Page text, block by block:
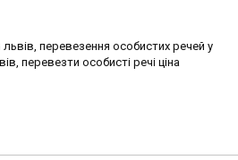
перевезення особистих речей у
перевезти особисті речі ціна